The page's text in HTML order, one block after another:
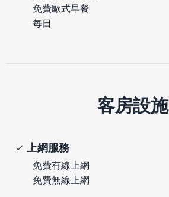
免費歐式早餐
每日
客房設施
上網服務
免費有線上網
免費無線上網